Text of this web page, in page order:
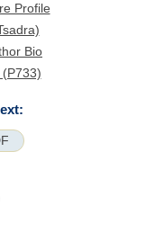
Profile
Bio
(P733)